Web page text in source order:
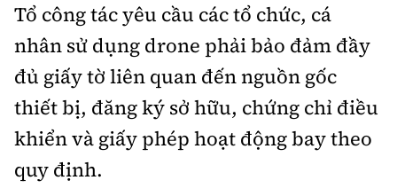
Tổ công tác yêu cầu các tổ chức, cá
nhân sử dụng drone phải bảo đảm đầy
đủ giấy tờ liên quan đến nguồn gốc
thiết bị, đăng ký sở hữu, chứng chỉ điều
khiển và giấy phép hoạt động bay theo
quy định.